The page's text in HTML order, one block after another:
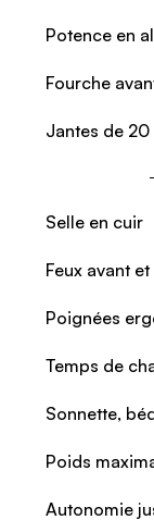
Potence en
Fourche
Jantes de
Selle en cuir
Feux avant
Poignées
Temps de
Sonnette,
Poids
Autonomie